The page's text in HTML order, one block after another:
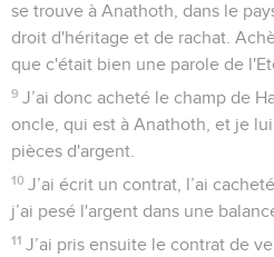
se trouve à Anathoth, dans le
droit d'héritage et de rachat.
que c'était bien une parole de
9 J’ai donc acheté le champ de
oncle, qui est à Anathoth, et je
pièces d'argent.
10 J’ai écrit un contrat, l’ai
j’ai pesé l'argent dans une
11 J’ai pris ensuite le contrat de